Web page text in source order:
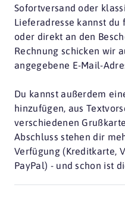
Sofortversand oder
Lieferadresse kannst
oder direkt an den
Rechnung schicken wir
angegebene E-Mail-
Du kannst außerdem
hinzufügen, aus
verschiedenen
Abschluss stehen dir
Verfügung (Kreditkarte,
PayPal) - und schon ist